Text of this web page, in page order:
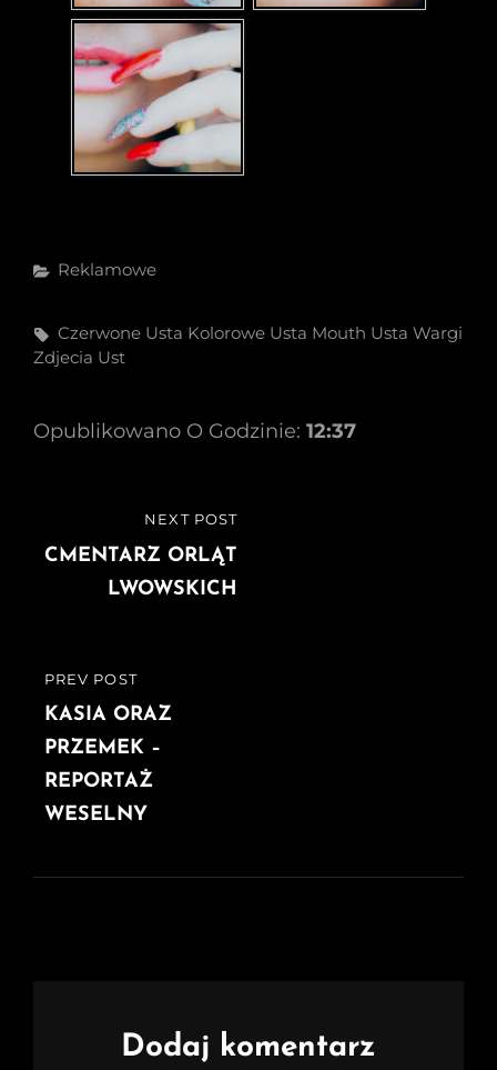
Categories
Reklamowe
Tags,
Czerwone Usta Kolorowe Usta Mouth Usta Wargi
Zdjecia Ust
Opublikowano O Godzinie: 12:37
Nawigacja
wpisu
PREVIOUS
POST
PREV POST
KASIA ORAZ
PRZEMEK –
REPORTAŻ
WESELNY
POST
NEXT POST
CMENTARZ ORLĄT
LWOWSKICH
Dodaj komentarz